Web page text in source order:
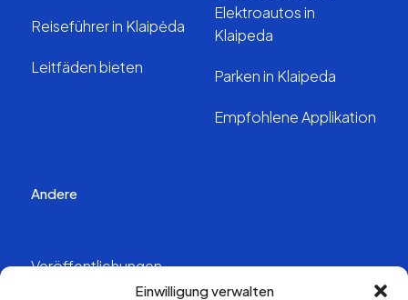
Einwilligung verwalten
Reiseführer in Klaipėda
Leitfäden bieten
Elektroautos in
Klaipeda
Parken in Klaipeda
Empfohlene Applikation
Andere
Veröffentlichungen